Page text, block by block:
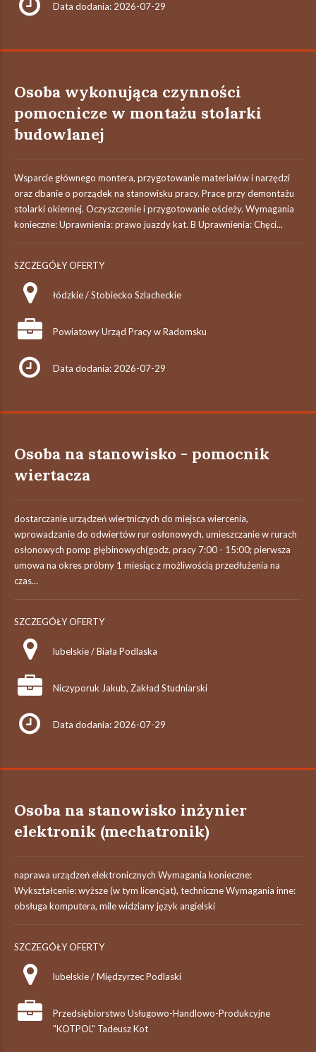
Data dodania: 2026-07-29
Osoba wykonująca czynności
pomocnicze w montażu stolarki
budowlanej
Wsparcie głównego montera, przygotowanie materiałów i narzędzi
oraz dbanie o porządek na stanowisku pracy. Prace przy demontażu
stolarki okiennej. Oczyszczenie i przygotowanie ościeży. Wymagania
konieczne: Uprawnienia: prawo juazdy kat. B Uprawnienia: Chęci...
SZCZEGÓŁY OFERTY
łódzkie / Stobiecko Szlacheckie
Powiatowy Urząd Pracy w Radomsku
Data dodania: 2026-07-29
Osoba na stanowisko - pomocnik
wiertacza
dostarczanie urządzeń wiertniczych do miejsca wiercenia,
wprowadzanie do odwiertów rur osłonowych, umieszczanie w rurach
osłonowych pomp głębinowych(godz. pracy 7:00 - 15:00; pierwsza
umowa na okres próbny 1 miesiąc z możliwością przedłużenia na
czas...
SZCZEGÓŁY OFERTY
lubelskie / Biała Podlaska
Niczyporuk Jakub, Zakład Studniarski
Data dodania: 2026-07-29
Osoba na stanowisko inżynier
elektronik (mechatronik)
naprawa urządzeń elektronicznych Wymagania konieczne:
Wykształcenie: wyższe (w tym licencjat), techniczne Wymagania inne:
obsługa komputera, mile widziany język angielski
SZCZEGÓŁY OFERTY
lubelskie / Międzyrzec Podlaski
Przedsiębiorstwo Usługowo-Handlowo-Produkcyjne
"KOTPOL" Tadeusz Kot